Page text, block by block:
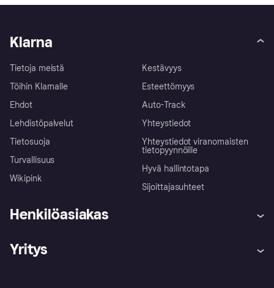
Klarna
Tietoja meistä
Töihin Klarnalle
Ehdot
Lehdistöpalvelut
Tietosuoja
Turvallisuus
Wikipink
Kestävyys
Esteettömyys
Auto-Track
Yhteystiedot
Yhteystiedot viranomaisten
tietopyynnöille
Hyvä hallintotapa
Sijoittajasuhteet
Henkilöasiakas
Ohje
Kirjaudu sisään
Yritys